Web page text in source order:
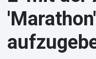
Mode & Schönheit
Essen und Trinken